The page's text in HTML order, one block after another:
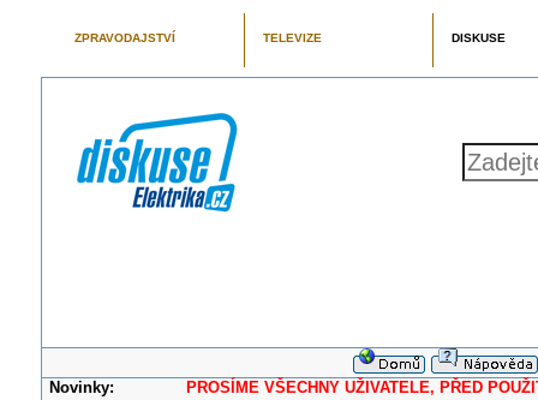
ZPRAVODAJSTVÍ TELEVIZE DISKUSE
Novinky: PROSÍME VŠECHNY UŽIVATELE, PŘED